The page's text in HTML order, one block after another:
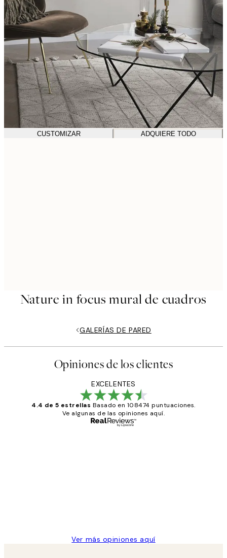
CUSTOMIZAR ADQUIERE TODO
Nature in focus mural de cuadros
GALERÍAS DE PARED
Opiniones de los clientes
EXCELENTES
4.4 de 5 estrellas Basado en 108474 puntuaciones.
Ve algunas de las opiniones aquí.
Ver más opiniones aquí